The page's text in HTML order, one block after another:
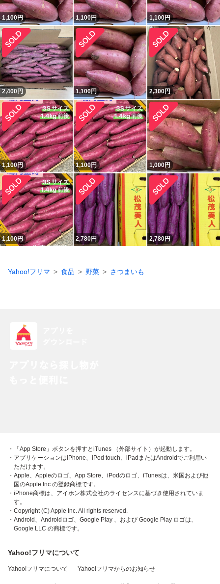
1,100円 1,100円 1,100円
2,400円 1,100円 2,300円
1,100円 1,100円 1,000円
1,100円 2,780円 2,780円
Yahoo!フリマ 食品 野菜 さつまいも
・「App Store」ボタンを押すとiTunes （外部サイト）が起動します。
・アプリケーションはiPhone、iPod touch、iPadまたはAndroidでご利用い
ただけます。
・Apple、Appleのロゴ、App Store、iPodのロゴ、iTunesは、米国および他
国のApple Inc.の登録商標です。
・iPhone商標は、アイホン株式会社のライセンスに基づき使用されていま
す。
・Copyright (C) Apple Inc. All rights reserved.
・Android、Androidロゴ、Google Play 、および Google Play ロゴは、
Google LLC の商標です。
Yahoo!フリマについて
Yahoo!フリマについて Yahoo!フリマからのお知らせ